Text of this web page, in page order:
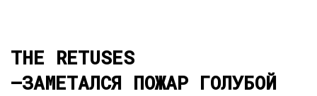
THE RETUSES
—ЗАМЕТАЛСЯ ПОЖАР ГОЛУБОЙ